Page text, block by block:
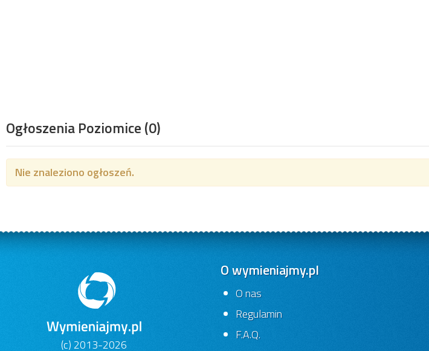
Ogłoszenia Poziomice(0)
Nie znaleziono ogłoszeń.
(c) 2013-2026
O wymieniajmy.pl
O nas
Regulamin
F.A.Q.